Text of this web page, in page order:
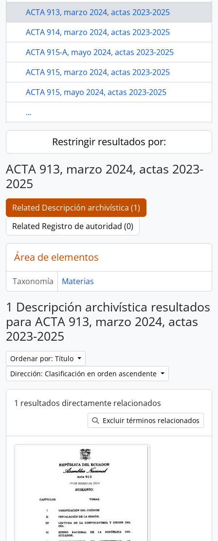
ACTA 913, marzo 2024, actas 2023-2025
ACTA 914, marzo 2024, actas 2023-2025
ACTA 915-A, mayo 2024, actas 2023-2025
ACTA 915, marzo 2024, actas 2023-2025
ACTA 915, mayo 2024, actas 2023-2025
...
Restringir resultados por:
ACTA 913, marzo 2024, actas 2023-
2025
Related Descripción archivística (1)
Related Registro de autoridad (0)
Área de elementos
Taxonomía Materias
1 Descripción archivística resultados
para ACTA 913, marzo 2024, actas
2023-2025
Ordenar por: Título
Dirección: Clasificación en orden ascendente
1 resultados directamente relacionados
Excluir términos relacionados